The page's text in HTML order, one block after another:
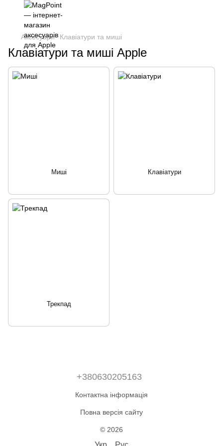
Аксесуари Клавіатури та миші
Клавіатури та миші Apple
Миші Клавіатури
Трекпад
+380630205163
Контактна інформація
Повна версія сайту
© 2026